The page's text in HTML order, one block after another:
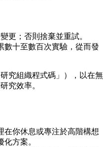
更；否則捨棄並重試。
數十至數百次實驗，從而發
究組織程式碼」），以在無
究效率。
在你休息或專注於高階構想
方案。